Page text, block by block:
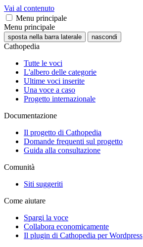
Vai al contenuto
Menu principale
Menu principale
sposta nella barra laterale nascondi
Cathopedia
Tutte le voci
L'albero delle categorie
Ultime voci inserite
Una voce a caso
Progetto internazionale
Documentazione
Il progetto di Cathopedia
Domande frequenti sul progetto
Guida alla consultazione
Comunità
Siti suggeriti
Come aiutare
Spargi la voce
Collabora economicamente
Il plugin di Cathopedia per Wordpress